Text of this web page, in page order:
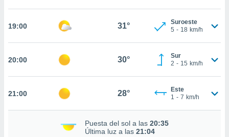
se
19:00 31°
Suroeste
5 - 18 km/h
20:00 30°
Sur
2 - 15 km/h
21:00 28°
Este
1 - 7 km/h
Puesta del sol a las 20:35
Última luz a las 21:04